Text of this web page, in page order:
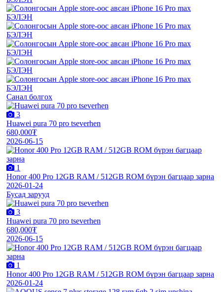
Санал болгох
3
Huawei pura 70 pro tseverhen
680,000₮
2026-06-15
1
Honor 400 Pro 12GB RAM / 512GB ROM бүрэн багцаар зарна
2026-01-24
Бусад зарууд
3
Huawei pura 70 pro tseverhen
680,000₮
2026-06-15
1
Honor 400 Pro 12GB RAM / 512GB ROM бүрэн багцаар зарна
2026-01-24